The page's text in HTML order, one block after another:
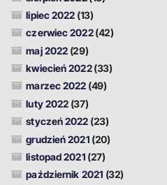
lipiec 2022 (13)
czerwiec 2022(42)
maj 2022 (29)
kwiecień 2022(33)
marzec 2022 (49)
luty 2022 (37)
styczeń 2022 (23)
grudzień 2021 (20)
listopad 2021 (27)
październik 2021 (32)